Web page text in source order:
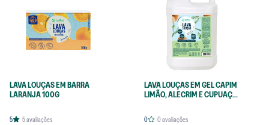
LAVA LOUÇAS EM BARRA
LARANJA 100G
5 5avaliações
LAVA LOUÇAS EM GEL CAPIM
LIMÃO, ALECRIM E CUPUAÇU
0 0avaliações